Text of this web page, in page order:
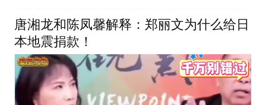
唐湘龙和陈凤馨解释：郑丽文为什么给日
本地震捐款！